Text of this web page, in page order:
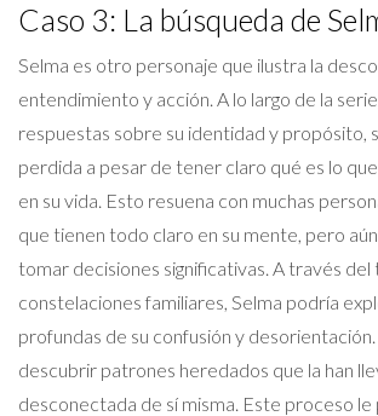
Caso 3: La búsqueda de
Selma es otro personaje que ilustra la
entendimiento y acción. A lo largo de la
respuestas sobre su identidad y propósito,
perdida a pesar de tener claro qué es lo
en su vida. Esto resuena con muchas
que tienen todo claro en su mente, pero
tomar decisiones significativas. A través del
constelaciones familiares, Selma podría
profundas de su confusión y
descubrir patrones heredados que la han
desconectada de sí misma. Este proceso